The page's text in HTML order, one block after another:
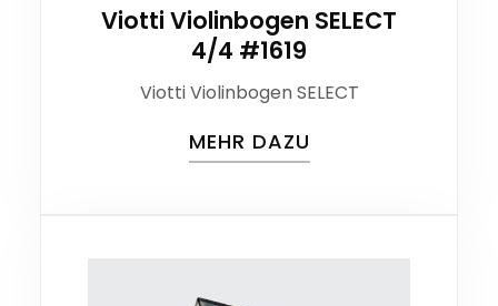
Viotti Violinbogen SELECT
4/4 #1619
Viotti Violinbogen SELECT
MEHR DAZU